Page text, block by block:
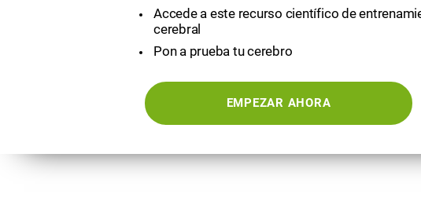
Accede a este recurso científico de
cerebral
Pon a prueba tu cerebro
EMPEZAR AHORA